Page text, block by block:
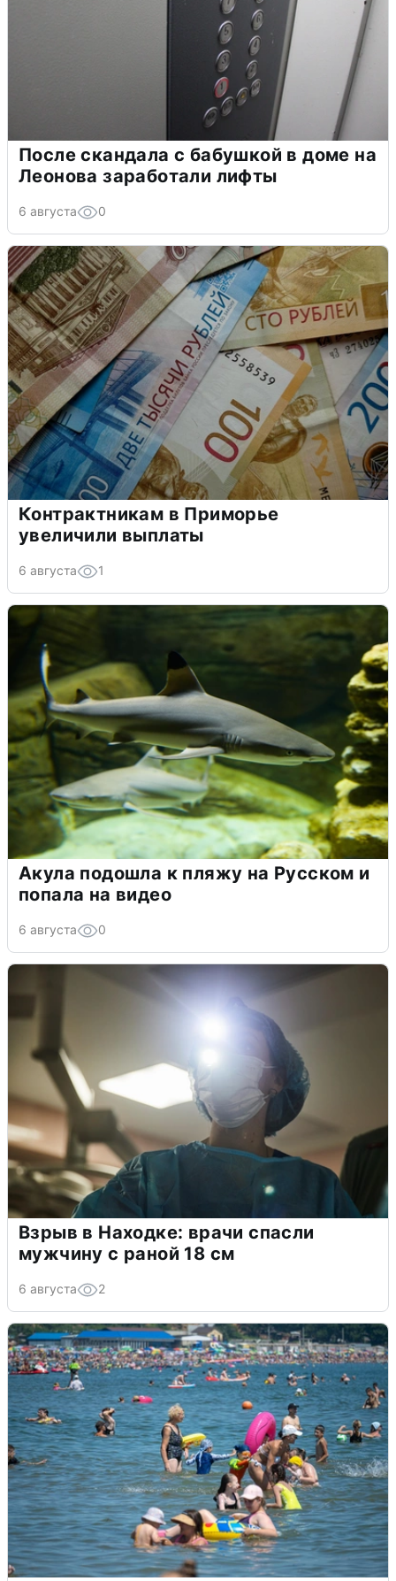
После скандала с бабушкой в доме на
Леонова заработали лифты
6 августа 0
Контрактникам в Приморье
увеличили выплаты
6 августа 1
Акула подошла к пляжу на Русском и
попала на видео
6 августа 0
Взрыв в Находке: врачи спасли
мужчину с раной 18 см
6 августа 2